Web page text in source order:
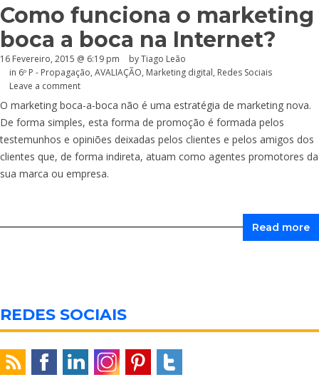
Como funciona o marketing
boca a boca na Internet?
16 Fevereiro, 2015 @ 6:19 pm
by Tiago Leão
in 6º P - Propagação, AVALIAÇÃO, Marketing digital, Redes Sociais
Leave a comment
O marketing boca-a-boca não é uma estratégia de marketing nova.
De forma simples, esta forma de promoção é formada pelos
testemunhos e opiniões deixadas pelos clientes e pelos amigos dos
clientes que, de forma indireta, atuam como agentes promotores da
sua marca ou empresa.
Read more
REDES SOCIAIS